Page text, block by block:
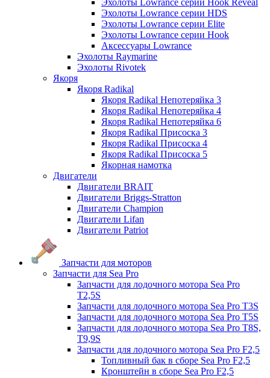
Эхолоты Lowrance серии Hook Reveal
Эхолоты Lowrance серии HDS
Эхолоты Lowrance серии Elite
Эхолоты Lowrance серии Hook
Аксессуары Lowrance
Эхолоты Raymarine
Эхолоты Rivotek
Якоря
Якоря Radikal
Якоря Radikal Непотеряйка 3
Якоря Radikal Непотеряйка 4
Якоря Radikal Непотеряйка 6
Якоря Radikal Присоска 3
Якоря Radikal Присоска 4
Якоря Radikal Присоска 5
Якорная намотка
Двигатели
Двигатели BRAIT
Двигатели Briggs-Stratton
Двигатели Champion
Двигатели Lifan
Двигатели Patriot
Запчасти для моторов
Запчасти для Sea Pro
Запчасти для лодочного мотора Sea Pro
Т2,5S
Запчасти для лодочного мотора Sea Pro Т3S
Запчасти для лодочного мотора Sea Pro Т5S
Запчасти для лодочного мотора Sea Pro Т8S,
T9,9S
Запчасти для лодочного мотора Sea Pro F2,5
Топливный бак в сборе Sea Pro F2,5
Кронштейн в сборе Sea Pro F2,5